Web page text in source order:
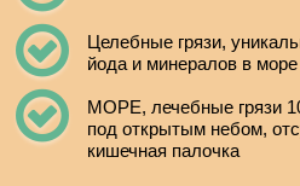
Целебные грязи,
йода и минералов в море
МОРЕ, лечебные грязи
под открытым небом,
кишечная палочка